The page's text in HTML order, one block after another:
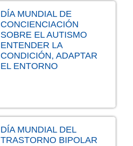
DÍA MUNDIAL DE
CONCIENCIACIÓN
SOBRE EL AUTISMO
ENTENDER LA
CONDICIÓN, ADAPTAR
EL ENTORNO
DÍA MUNDIAL DEL
TRASTORNO BIPOLAR